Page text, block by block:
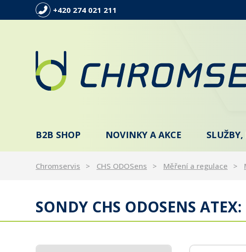
+420 274 021 211
B2B SHOP NOVINKY A AKCE SLUŽBY,
Chromservis CHS ODOSens Měření a regulace
SONDY CHS ODOSENS